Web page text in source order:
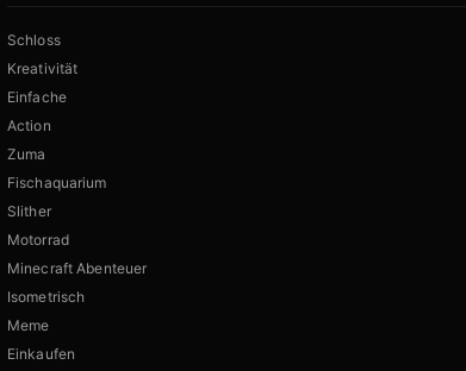
Schloss
Kreativität
Einfache
Action
Zuma
Fischaquarium
Slither
Motorrad
Minecraft Abenteuer
Isometrisch
Meme
Einkaufen